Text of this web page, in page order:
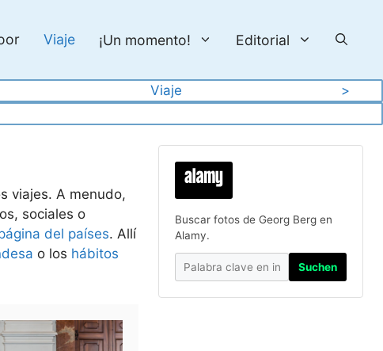
Viaje ¡Un momento! Editorial
Viaje
>
viajes. A menudo,
sociales o
del países. Allí
o los hábitos
Buscar fotos de Georg Berg en
Alamy.
Suchen